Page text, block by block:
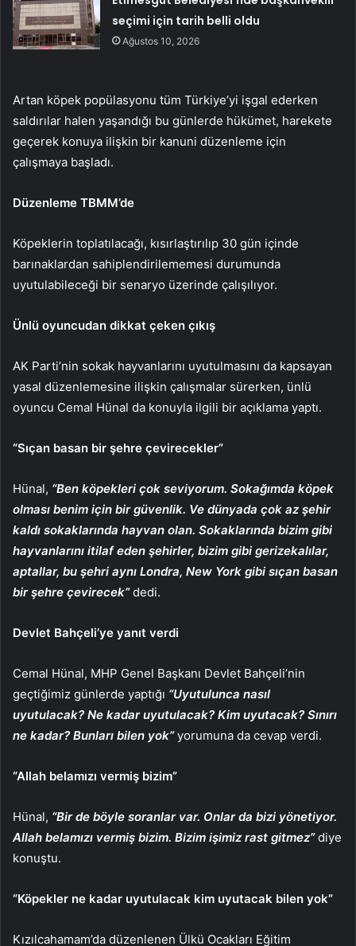
seçimi için tarih belli oldu
Ağustos 10, 2026
Artan köpek popülasyonu tüm Türkiye’yi işgal ederken
saldırılar halen yaşandığı bu günlerde hükümet, harekete
geçerek konuya ilişkin bir kanuni düzenleme için
çalışmaya başladı.
Düzenleme TBMM’de
Köpeklerin toplatılacağı, kısırlaştırılıp 30 gün içinde
barınaklardan sahiplendirilememesi durumunda
uyutulabileceği bir senaryo üzerinde çalışılıyor.
Ünlü oyuncudan dikkat çeken çıkış
AK Parti’nin sokak hayvanlarını uyutulmasını da kapsayan
yasal düzenlemesine ilişkin çalışmalar sürerken, ünlü
oyuncu Cemal Hünal da konuyla ilgili bir açıklama yaptı.
“Sıçan basan bir şehre çevirecekler”
Hünal, “Ben köpekleri çok seviyorum. Sokağımda köpek
olması benim için bir güvenlik. Ve dünyada çok az şehir
kaldı sokaklarında hayvan olan. Sokaklarında bizim gibi
hayvanlarını itilaf eden şehirler, bizim gibi gerizekalılar,
aptallar, bu şehri aynı Londra, New York gibi sıçan basan
bir şehre çevirecek”dedi.
Devlet Bahçeli’ye yanıt verdi
Cemal Hünal, MHP Genel Başkanı Devlet Bahçeli’nin
geçtiğimiz günlerde yaptığı “Uyutulunca nasıl
uyutulacak? Ne kadar uyutulacak? Kim uyutacak? Sınırı
ne kadar? Bunları bilen yok”yorumuna da cevap verdi.
“Allah belamızı vermiş bizim”
Hünal, “Bir de böyle soranlar var. Onlar da bizi yönetiyor.
Allah belamızı vermiş bizim. Bizim işimiz rast gitmez”diye
konuştu.
“Köpekler ne kadar uyutulacak kim uyutacak bilen yok”
Kızılcahamam’da düzenlenen Ülkü Ocakları Eğitim